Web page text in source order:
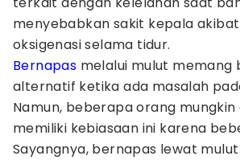
menyebabkan sakit kepala
oksigenasi selama tidur.
Bernapas melalui mulut memang
alternatif ketika ada masalah
Namun, beberapa orang mungkin
memiliki kebiasaan ini karena
Sayangnya, bernapas lewat